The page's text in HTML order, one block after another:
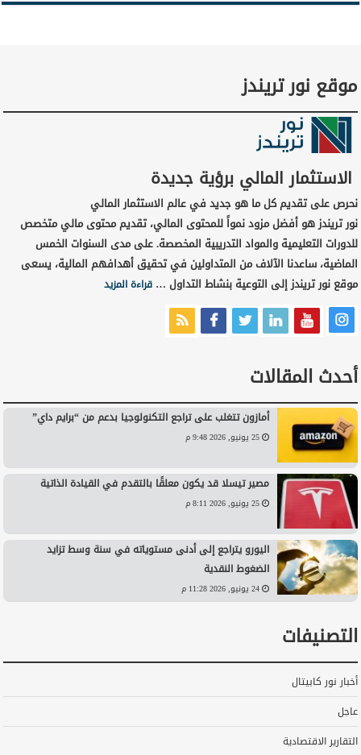
موقع نور تريندز
الاستثمار المالي برؤية جديدة
نحرص على تقديم كل ما هو جديد في عالم الاستثمار المالي
نور تريندز هو أفضل مزود نمواً للمحتوى المالي، تقديم محتوى مالي متخصص
للدورات التعليمية والمواد التدريبية المخصصة. على مدى السنوات الخمس
الماضية، ساعدنا الآلاف من المتداولين في تحقيق أهدافهم المالية، يسعى
موقع نور تريندز إلى التوعية بنشاط التداول …قراءة المزيد
أحدث المقالات
أمازون تتغلب على تراجع التكنولوجيا بدعم من “برايم داي”
25 يونيو, 2026 9:48 م
مصير تيسلا قد يكون معلقًا بالتقدم في القيادة الذاتية
25 يونيو, 2026 8:11 م
اليورو يتراجع إلى أدنى مستوياته في سنة وسط تزايد
الضغوط النقدية
24 يونيو, 2026 11:28 م
التصنيفات
أخبار نور كابيتال
عاجل
التقارير الاقتصادية